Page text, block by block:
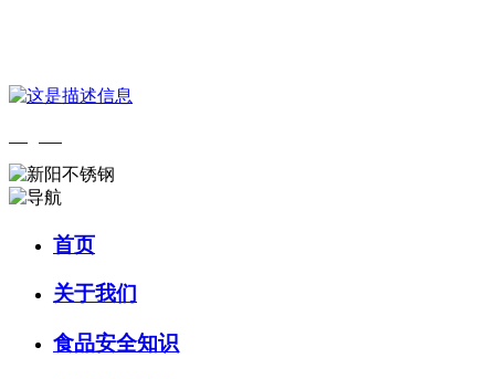
首页
关于我们
食品安全知识